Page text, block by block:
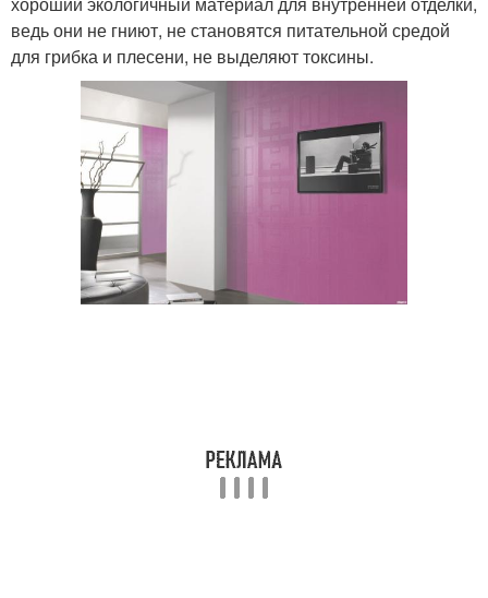
ведь они не гниют, не становятся питательной средой
для грибка и плесени, не выделяют токсины.